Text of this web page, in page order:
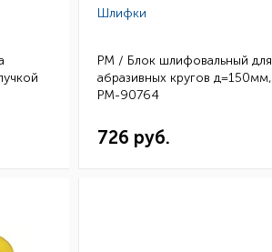
Шлифки
РМ / Блок шлифовальный для
абразивных кругов д=150мм,
РМ-90764
726 руб.